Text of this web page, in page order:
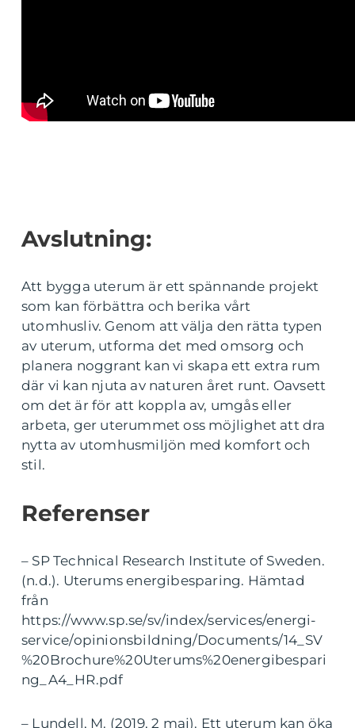
Avslutning:
Att bygga uterum är ett spännande projekt
som kan förbättra och berika vårt
utomhusliv. Genom att välja den rätta typen
av uterum, utforma det med omsorg och
planera noggrant kan vi skapa ett extra rum
där vi kan njuta av naturen året runt. Oavsett
om det är för att koppla av, umgås eller
arbeta, ger uterummet oss möjlighet att dra
nytta av utomhusmiljön med komfort och
stil.
Referenser
– SP Technical Research Institute of Sweden.
(n.d.). Uterums energibesparing. Hämtad
från
https://www.sp.se/sv/index/services/energi-
service/opinionsbildning/Documents/14_SV
%20Brochure%20Uterums%20energibespari
ng_A4_HR.pdf
– Lundell, M. (2019, 2 maj). Ett uterum kan öka